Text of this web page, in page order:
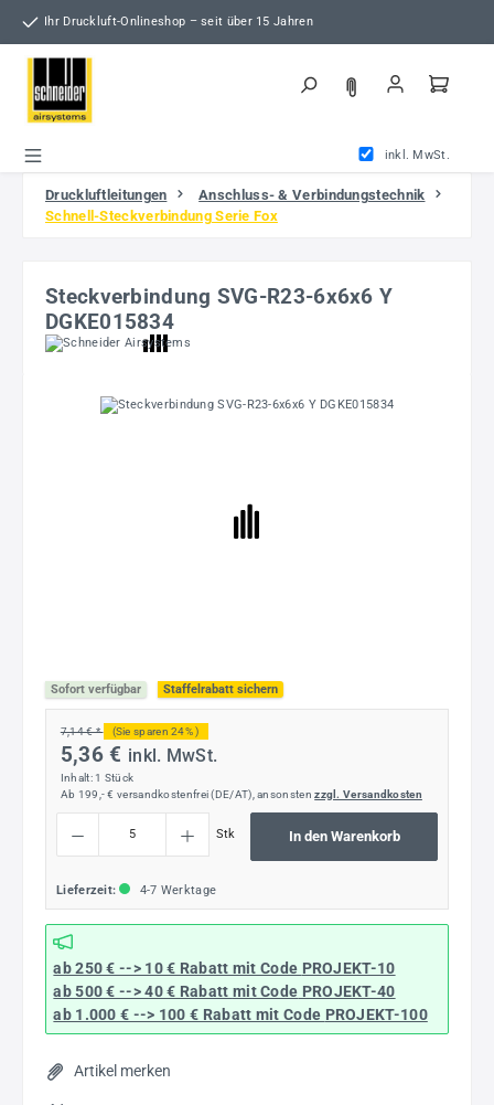
Zum Hauptinhalt springen
Ihr Druckluft-Onlineshop – seit über 15 Jahren
inkl. MwSt.
Druckluftleitungen
Anschluss- & Verbindungstechnik
Schnell-Steckverbindung Serie Fox
Steckverbindung SVG-R23-6x6x6 Y
DGKE015834
Bildergalerie überspringen
Sofort verfügbar Staffelrabatt sichern
7,14 € * (Sie sparen 24% )
5,36 € inkl. MwSt.
Inhalt: 1 Stück
Ab 199,- € versandkostenfrei (DE/AT), ansonstenzzgl. Versandkosten
Stk In den Warenkorb
Lieferzeit: 4-7 Werktage
ab 250 € --> 10 € Rabatt mit Code PROJEKT-10
ab 500 € --> 40 € Rabatt mit Code PROJEKT-40
ab 1.000 € --> 100 € Rabatt mit Code PROJEKT-100
Artikel merken